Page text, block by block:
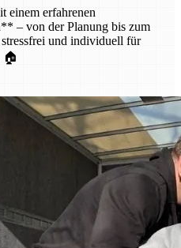
einem erfahrenen
– von der Planung bis zum
und individuell für
🏠